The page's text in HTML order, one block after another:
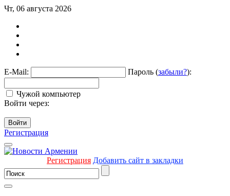
Чт, 06 августа 2026
E-Mail: Пароль (забыли?):
Чужой компьютер
Войти через:
Войти
Регистрация
Регистрация Добавить сайт в закладки